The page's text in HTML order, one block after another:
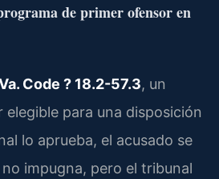
de primer ofensor en
Code ? 18.2-57.3, un
elegible para una disposición
lo aprueba, el acusado se
impugna, pero el tribunal